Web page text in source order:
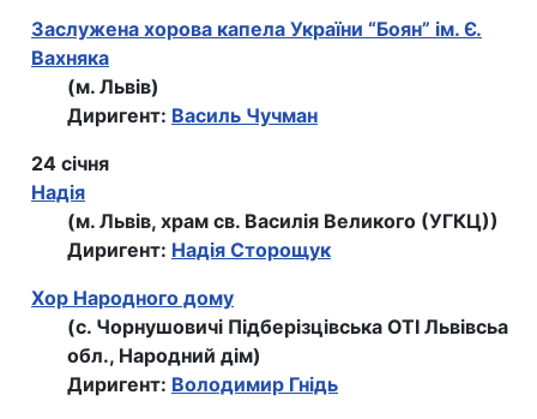
Заслужена хорова капела України “Боян” ім. Є.
Вахняка
(м. Львів)
Диригент: Василь Чучман
24 січня
Надія
(м. Львів, храм св. Василія Великого (УГКЦ))
Диригент: Надія Сторощук
Хор Народного дому
(с. Чорнушовичі Підберізцівська ОТІ Львівсьа
обл., Народний дім)
Диригент: Володимир Гнідь